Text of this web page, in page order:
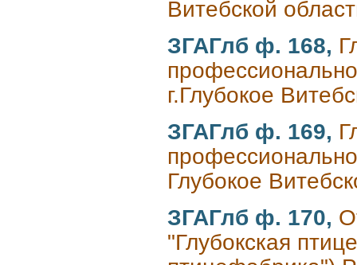
Витебской
ЗГАГлб ф. 168,
г.Глубокое
ЗГАГлб ф. 169,
Глубокое
ЗГАГлб ф. 170,
"Глубокская